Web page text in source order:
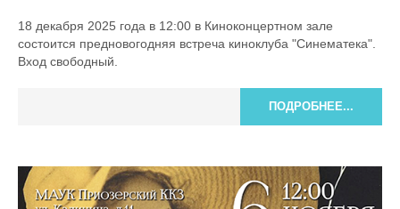
18 декабря 2025 года в 12:00 в Киноконцертном зале
состоится предновогодняя встреча киноклуба "Синематека".
Вход свободный.
ПОДРОБНЕЕ...